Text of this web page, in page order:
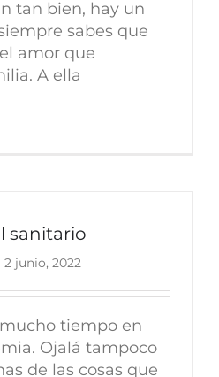
tan bien, hay un
sabes que
amor que
A ella
sanitario
2 junio, 2022
tiempo en
Ojalá tampoco
de las cosas que